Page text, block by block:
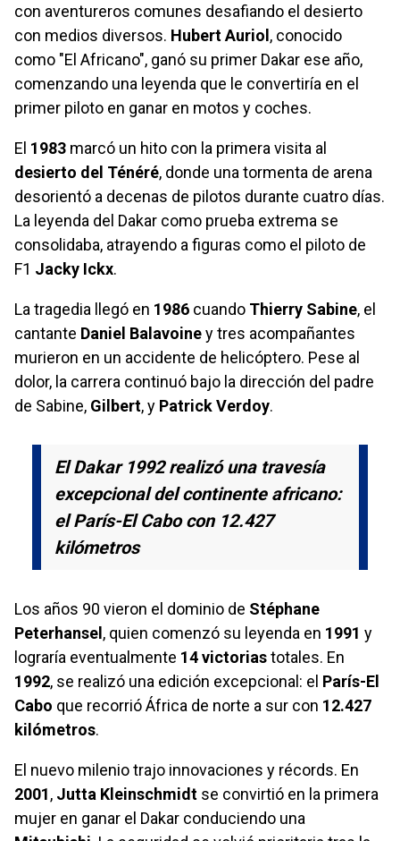
con aventureros comunes desafiando el desierto
con medios diversos. Hubert Auriol, conocido
como "El Africano", ganó su primer Dakar ese año,
comenzando una leyenda que le convertiría en el
primer piloto en ganar en motos y coches.
El 1983 marcó un hito con la primera visita al
desierto del Ténéré, donde una tormenta de arena
desorientó a decenas de pilotos durante cuatro días.
La leyenda del Dakar como prueba extrema se
consolidaba, atrayendo a figuras como el piloto de
F1 Jacky Ickx.
La tragedia llegó en 1986 cuando Thierry Sabine, el
cantante Daniel Balavoiney tres acompañantes
murieron en un accidente de helicóptero. Pese al
dolor, la carrera continuó bajo la dirección del padre
de Sabine, Gilbert, y Patrick Verdoy.
El Dakar 1992 realizó una travesía
excepcional del continente africano:
el París-El Cabo con 12.427
kilómetros
Los años 90 vieron el dominio de Stéphane
Peterhansel, quien comenzó su leyenda en 1991 y
lograría eventualmente 14 victoriastotales. En
1992, se realizó una edición excepcional: el París-El
Cabo que recorrió África de norte a sur con 12.427
kilómetros.
El nuevo milenio trajo innovaciones y récords. En
2001, Jutta Kleinschmidt se convirtió en la primera
mujer en ganar el Dakar conduciendo una